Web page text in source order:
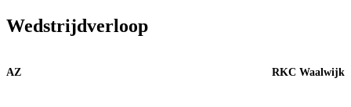
Wedstrijdverloop
AZ RKC Waalwijk